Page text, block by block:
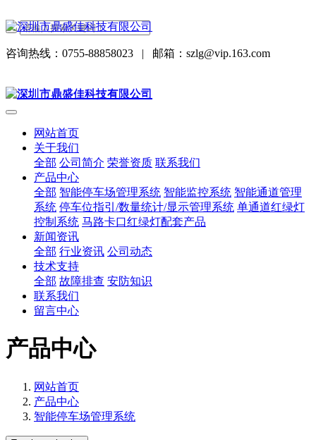
咨询热线：0755-88858023 | 邮箱：szlg@vip.163.com
网站首页
关于我们
全部 公司简介 荣誉资质 联系我们
产品中心
全部 智能停车场管理系统 智能监控系统 智能通道管理
系统 停车位指引/数量统计/显示管理系统 单通道红绿灯
控制系统 马路卡口红绿灯配套产品
新闻资讯
全部 行业资讯 公司动态
技术支持
全部 故障排查 安防知识
联系我们
留言中心
产品中心
网站首页
产品中心
智能停车场管理系统